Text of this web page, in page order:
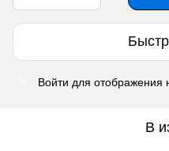
Войти для отображения
В